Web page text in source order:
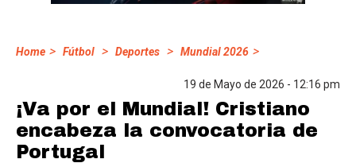
Home > Fútbol > Deportes > Mundial 2026 >
19 de Mayo de 2026 - 12:16 pm
¡Va por el Mundial! Cristiano
encabeza la convocatoria de
Portugal